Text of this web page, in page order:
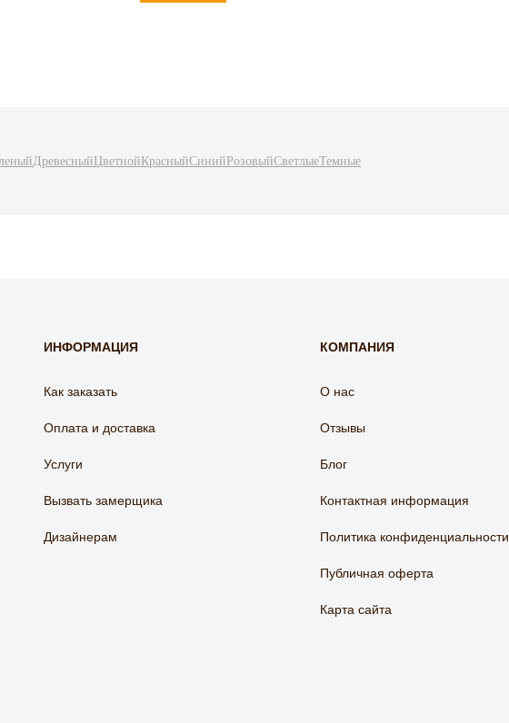
ДревесныйЦветнойКрасныйСинийРозовыйСветлыеТемные
ИНФОРМАЦИЯ
Как заказать
Оплата и доставка
Услуги
Вызвать замерщика
Дизайнерам
КОМПАНИЯ
О нас
Отзывы
Блог
Контактная информация
Политика конфиденциальности
Публичная оферта
Карта сайта